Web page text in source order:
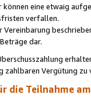
eine etwaig
verfallen.
Vereinbarung
dar.
zahlbaren Vergütung zu
die Teilnahme